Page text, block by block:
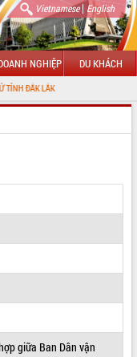
Vietnamese| English
NGHIỆP DU KHÁCH
giữa Ban Dân vận